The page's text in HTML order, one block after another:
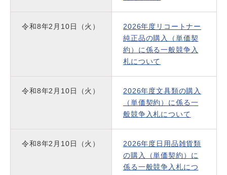
令和8年2月10日（火）
2026年度リコートナー
純正品の購入（単価契
約）に係る一般競争入
札について
令和8年2月10日（火）
2026年度文具類の購入
（単価契約）に係る一
般競争入札について
令和8年2月10日（火）
2026年度日用品雑貨類
の購入（単価契約）に
係る一般競争入札につ